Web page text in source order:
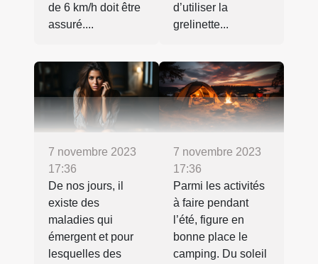
de 6 km/h doit être
assuré....
d’utiliser la
grelinette...
7 novembre 2023
17:36
De nos jours, il
existe des
maladies qui
émergent et pour
lesquelles des
7 novembre 2023
17:36
Parmi les activités
à faire pendant
l’été, figure en
bonne place le
camping. Du soleil